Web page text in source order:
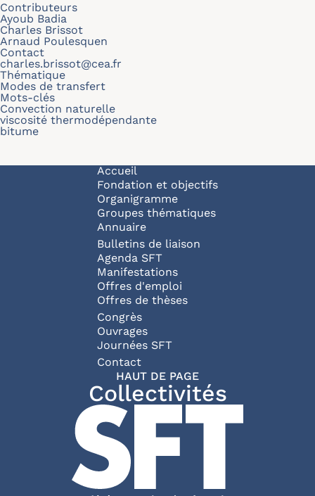
Contributeurs
Ayoub Badia
Charles Brissot
Arnaud Poulesquen
Contact
charles.brissot@cea.fr
Thématique
Modes de transfert
Mots-clés
Convection naturelle
viscosité thermodépendante
bitume
Navigation principale
Accueil
Fondation et objectifs
Organigramme
Groupes thématiques
Annuaire
Bulletins de liaison
Agenda SFT
Manifestations
Offres d'emploi
Offres de thèses
Congrès
Ouvrages
Journées SFT
Pied de page
Contact
HAUT DE PAGE
Collectivités